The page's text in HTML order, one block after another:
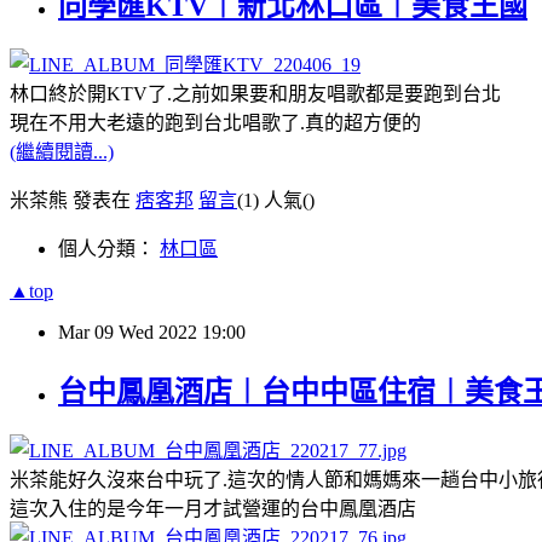
林口終於開KTV了.之前如果要和朋友唱歌都是要跑到台北
現在不用大老遠的跑到台北唱歌了.真的超方便的
(繼續閱讀...)
米茶熊 發表在 痞客邦 留言(1) 人氣()
個人分類： 林口區
▲top
Mar 09 Wed 2022 19:00
台中鳳凰酒店︱台中中區住宿︱美食
米茶能好久沒來台中玩了.這次的情人節和媽媽來一趟台中小旅
這次入住的是今年一月才試營運的台中鳳凰酒店